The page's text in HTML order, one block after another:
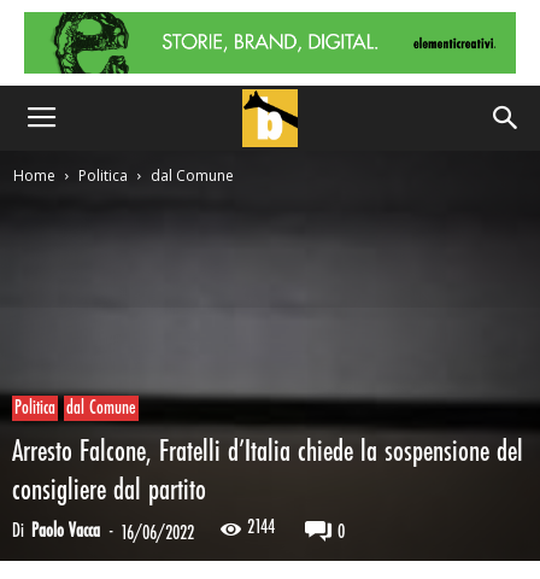
Home Politica dal Comune
Politica dal Comune
Arresto Falcone, Fratelli d’Italia chiede la sospensione del
consigliere dal partito
Di Paolo Vacca - 16/06/2022 2144 0